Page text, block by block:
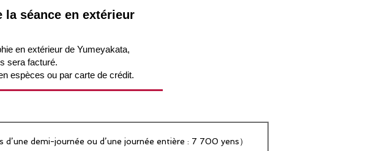
séance en extérieur
en extérieur de Yumeyakata,
sera facturé.
espèces ou par carte de crédit.
demi-journée ou d’une journée entière : 7 700 yens）